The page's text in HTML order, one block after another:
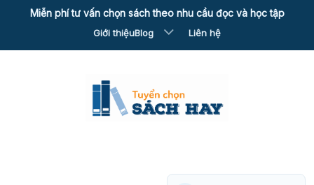
Miễn phí tư vấn chọn sách theo nhu cầu đọc và học tập
Giới thiệuBlog Liên hệ